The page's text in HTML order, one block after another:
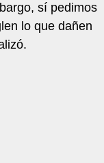
sí pedimos
lo que dañen